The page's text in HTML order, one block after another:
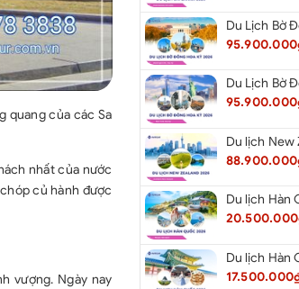
quang của các Sa
nhất của nước
củ hành được
vượng. Ngày nay